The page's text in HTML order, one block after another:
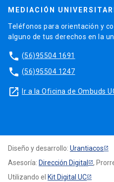
MEDIACIÓN
Teléfonos para orientación y
alguno de tus derechos en la
phone (56)95504 1691
phone (56)95504 1247
launch Ir a la Oficina de Ombuds
Diseño y desarrollo: Urantiacos
Asesoría: Dirección Digital
,
Utilizando el Kit Digital UC